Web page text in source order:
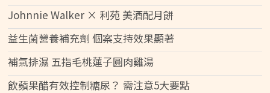
Johnnie Walker × 利苑 美酒配月餅
益生菌營養補充劑 個案支持效果顯著
補氣排濕 五指毛桃蓮子圓肉雞湯
飲蘋果醋有效控制糖尿？ 需注意5大要點